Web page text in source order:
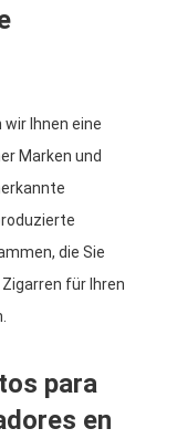
wir Ihnen eine
Marken und
die Sie
für Ihren
para
en